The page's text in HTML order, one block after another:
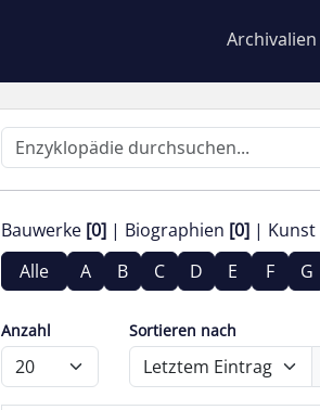
Archivalien
Bauwerke [0] Biographien [0] Kunst
Alle
A B C D E F G
Anzahl Sortieren nach